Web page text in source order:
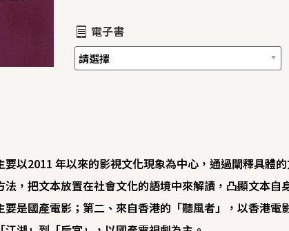
電子書
要以2011 年以來的影視文化現象為中心，通過闡釋具體
，把文本放置在社會文化的語境中來解讀，凸顯文本
是國產電影；第二、來自香港的「聽風者」，以香港